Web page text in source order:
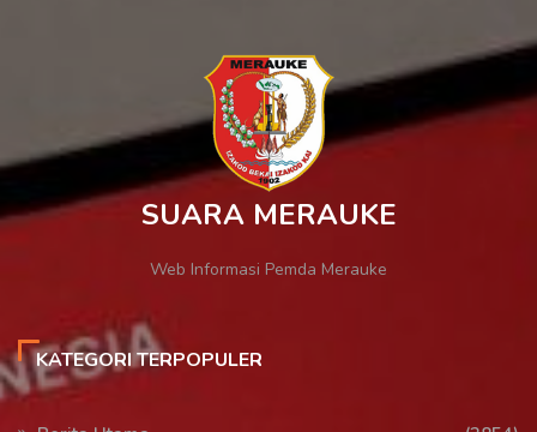
SUARA MERAUKE
Web Informasi Pemda Merauke
KATEGORI TERPOPULER